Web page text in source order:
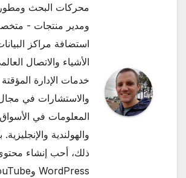
محركات البحث
ومدير منتجات -
استضافة مراكز
الأشياء والاتصال
خدمات الإدارة المؤقتة
والاستشارات في مجال
المعلومات في الأسواق
والهولندية
ذلك، أحب إنشاء